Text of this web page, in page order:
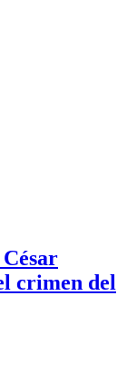
César
crimen del